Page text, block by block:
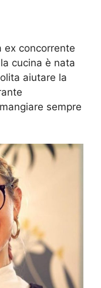
ex concorrente
cucina è nata
aiutare la
sempre